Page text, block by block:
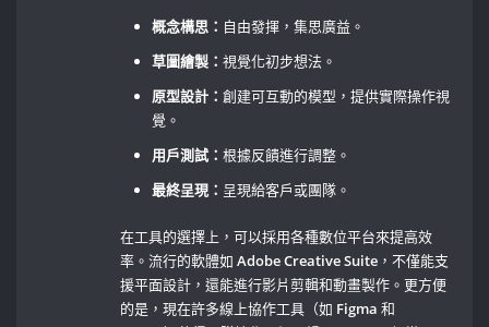
概念構思： 自由發揮，集思廣益。
草圖繪製：視覺化初步想法。
原型設計：創建可互動的模型，提供實際操作視
覺。
用戶測試：根據反饋進行調整。
最終呈現： 呈現給客戶或團隊。
在工具的選擇上，可以採用各種數位平台來提高效
率。流行的軟體如Adobe Creative Suite ，不僅能支
援平面設計，還能進行影片剪輯和動畫製作。更方便
的是，現在許多線上協作工具（如 Figma 和